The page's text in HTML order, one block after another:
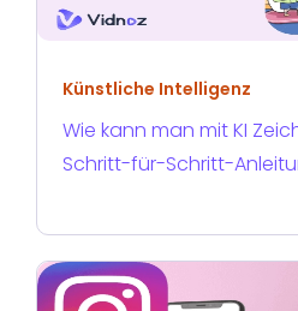
Künstliche Intelligenz
Wie kann man mit KI
Schritt-für-Schritt-